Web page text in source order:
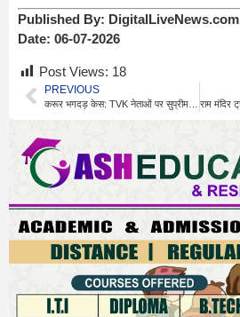
Published By: DigitalLiveNews.com
Date: 06-07-2026
Post Views: 18
PREVIOUS